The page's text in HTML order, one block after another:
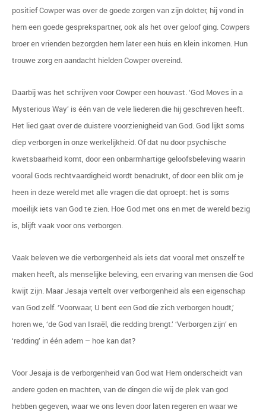
positief Cowper was over de goede zorgen van zijn dokter, hij vond in
hem een goede gesprekspartner, ook als het over geloof ging. Cowpers
broer en vrienden bezorgden hem later een huis en klein inkomen. Hun
trouwe zorg en aandacht hielden Cowper overeind.
Daarbij was het schrijven voor Cowper een houvast. ‘God Moves in a
Mysterious Way’ is één van de vele liederen die hij geschreven heeft.
Het lied gaat over de duistere voorzienigheid van God. God lijkt soms
diep verborgen in onze werkelijkheid. Of dat nu door psychische
kwetsbaarheid komt, door een onbarmhartige geloofsbeleving waarin
vooral Gods rechtvaardigheid wordt benadrukt, of door een blik om je
heen in deze wereld met alle vragen die dat oproept: het is soms
moeilijk iets van God te zien. Hoe God met ons en met de wereld bezig
is, blijft vaak voor ons verborgen.
Vaak beleven we die verborgenheid als iets dat vooral met onszelf te
maken heeft, als menselijke beleving, een ervaring van mensen die God
kwijt zijn. Maar Jesaja vertelt over verborgenheid als een eigenschap
van God zelf. ‘Voorwaar, U bent een God die zich verborgen houdt,’
horen we, ‘de God van Israël, die redding brengt.’ ‘Verborgen zijn’ en
‘redding’ in één adem – hoe kan dat?
Voor Jesaja is de verborgenheid van God wat Hem onderscheidt van
andere goden en machten, van de dingen die wij de plek van god
hebben gegeven, waar we ons leven door laten regeren en waar we